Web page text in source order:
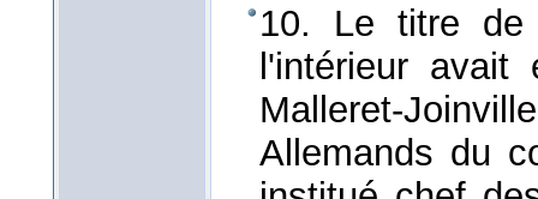
10. Le titre de
l'intérieur
Malleret-
Allemands du